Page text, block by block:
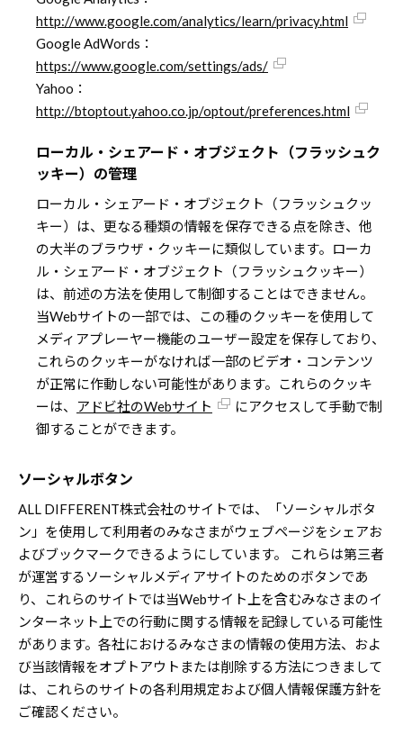
http://www.google.com/analytics/learn/privacy.html
Google AdWords：
https://www.google.com/settings/ads/
Yahoo：
http://btoptout.yahoo.co.jp/optout/preferences.html
ローカル・シェアード・オブジェクト（フラッシュク
ッキー）の管理
ローカル・シェアード・オブジェクト（フラッシュクッ
キー）は、更なる種類の情報を保存できる点を除き、他
の大半のブラウザ・クッキーに類似しています。ローカ
ル・シェアード・オブジェクト（フラッシュクッキー）
は、前述の方法を使用して制御することはできません。
当Webサイトの一部では、この種のクッキーを使用して
メディアプレーヤー機能のユーザー設定を保存しており、
これらのクッキーがなければ一部のビデオ・コンテンツ
が正常に作動しない可能性があります。これらのクッキ
ーは、
アドビ社のWebサイト
にアクセスして手動で制
御することができます。
ソーシャルボタン
ALL DIFFERENT株式会社のサイトでは、「ソーシャルボタ
ン」を使用して利用者のみなさまがウェブページをシェアお
よびブックマークできるようにしています。 これらは第三者
が運営するソーシャルメディアサイトのためのボタンであ
り、これらのサイトでは当Webサイト上を含むみなさまのイ
ンターネット上での行動に関する情報を記録している可能性
があります。各社におけるみなさまの情報の使用方法、およ
び当該情報をオプトアウトまたは削除する方法につきまして
は、これらのサイトの各利用規定および個人情報保護方針を
ご確認ください。